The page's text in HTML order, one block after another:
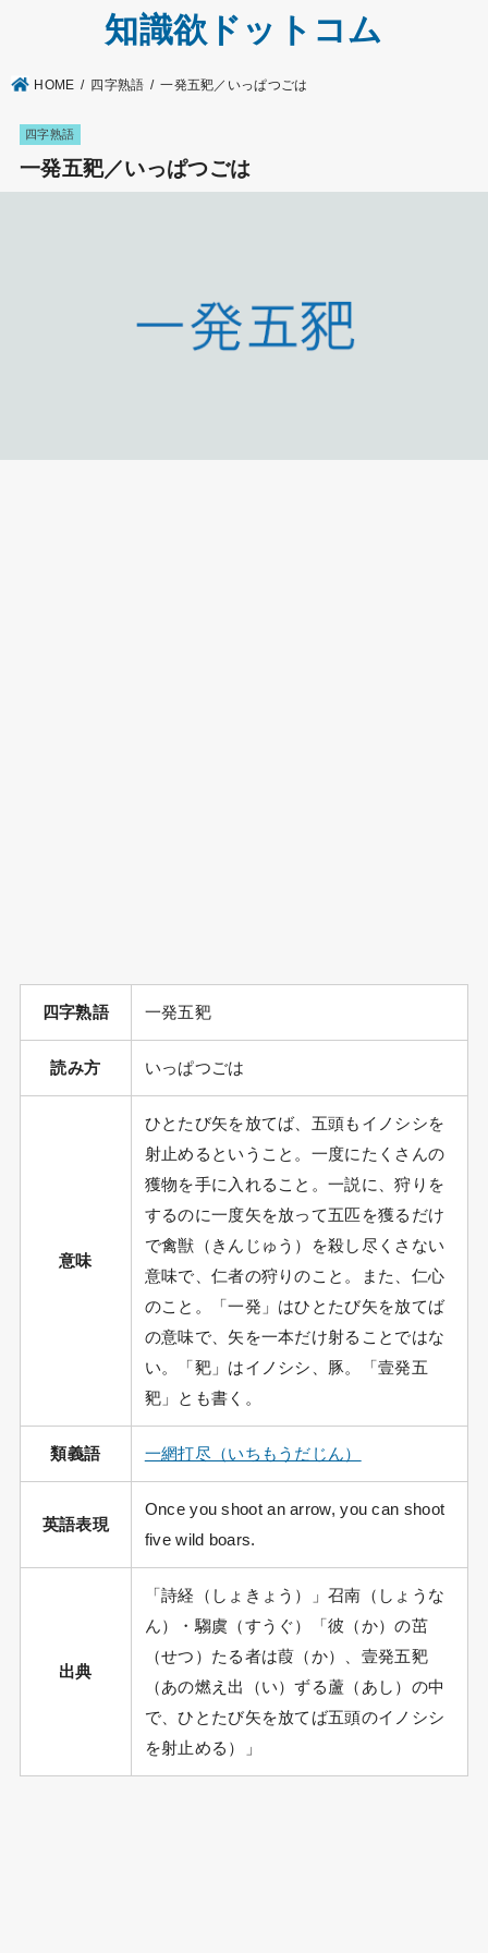
知識欲ドットコム
HOME 四字熟語 一発五豝／いっぱつごは
四字熟語
一発五豝／いっぱつごは
四字熟語 一発五豝
読み方 いっぱつごは
意味
ひとたび矢を放てば、五頭もイノシシを
射止めるということ。一度にたくさんの
獲物を手に入れること。一説に、狩りを
するのに一度矢を放って五匹を獲るだけ
で禽獣（きんじゅう）を殺し尽くさない
意味で、仁者の狩りのこと。また、仁心
のこと。「一発」はひとたび矢を放てば
の意味で、矢を一本だけ射ることではな
い。「豝」はイノシシ、豚。「壹発五
豝」とも書く。
類義語 一網打尽（いちもうだじん）
英語表現
Once you shoot an arrow, you can shoot
five wild boars.
出典
「詩経（しょきょう）」召南（しょうな
ん）・騶虞（すうぐ）「彼（か）の茁
（せつ）たる者は葭（か）、壹発五豝
（あの燃え出（い）ずる蘆（あし）の中
で、ひとたび矢を放てば五頭のイノシシ
を射止める）」